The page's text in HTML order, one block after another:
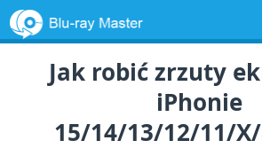
Jak robić zrzuty
iPhonie
15/14/13/12/11/